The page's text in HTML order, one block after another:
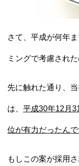
さて、平成が何年
ミングで考慮され
先に触れた通り、
は、 平成30年12月
位が有力だったんで
もしこの案が採用